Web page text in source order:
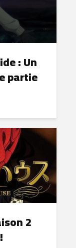
: Un
partie
2